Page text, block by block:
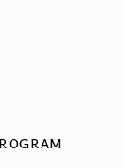
ะไรนะ อาจจะ
ราเป็นเเบบ